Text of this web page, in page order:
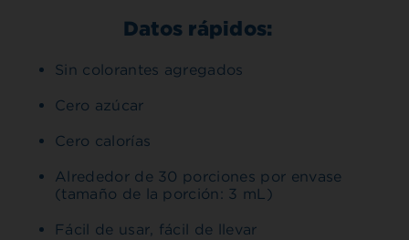
Datos rápidos:
Sin colorantes agregados
Cero azúcar
Cero calorías
Alrededor de 30 porciones por envase
(tamaño de la porción: 3 mL)
Fácil de usar, fácil de llevar